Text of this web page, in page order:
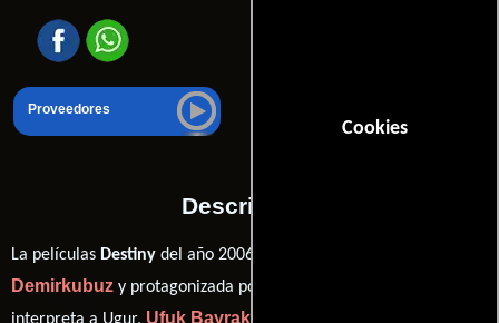
Cookies
Proveedores
Descripción
La películas Destiny del año 2006, está dirigida por
Demirkubuz y protagonizada por
Ufuk Bayraktar